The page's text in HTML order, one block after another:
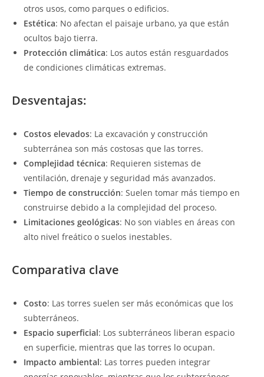
otros usos, como parques o edificios.
Estética: No afectan el paisaje urbano, ya que están
ocultos bajo tierra.
Protección climática: Los autos están resguardados
de condiciones climáticas extremas.
Desventajas:
Costos elevados: La excavación y construcción
subterránea son más costosas que las torres.
Complejidad técnica: Requieren sistemas de
ventilación, drenaje y seguridad más avanzados.
Tiempo de construcción: Suelen tomar más tiempo en
construirse debido a la complejidad del proceso.
Limitaciones geológicas: No son viables en áreas con
alto nivel freático o suelos inestables.
Comparativa clave
Costo: Las torres suelen ser más económicas que los
subterráneos.
Espacio superficial: Los subterráneos liberan espacio
en superficie, mientras que las torres lo ocupan.
Impacto ambiental: Las torres pueden integrar